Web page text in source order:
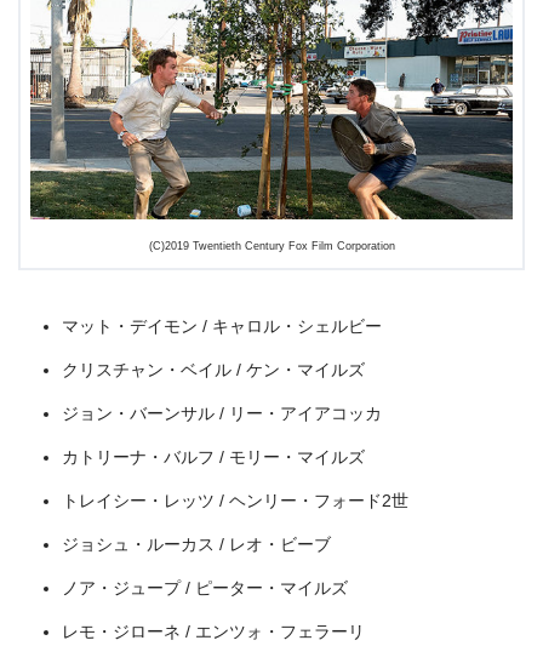
＼＼31日間無料!!お試し解約もOK／／
今すぐ無料でU-NEXTで見る
(C)2019 Twentieth Century Fox Film Corporation
マット・デイモン / キャロル・シェルビー
クリスチャン・ベイル / ケン・マイルズ
ジョン・バーンサル / リー・アイアコッカ
カトリーナ・バルフ / モリー・マイルズ
トレイシー・レッツ / ヘンリー・フォード2世
ジョシュ・ルーカス / レオ・ビーブ
ノア・ジュープ / ピーター・マイルズ
レモ・ジローネ / エンツォ・フェラーリ